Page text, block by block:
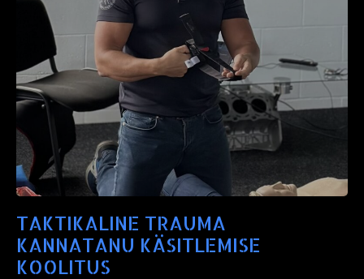
TAKTIKALINE TRAUMA
KANNATANU KÄSITLEMISE
KOOLITUS